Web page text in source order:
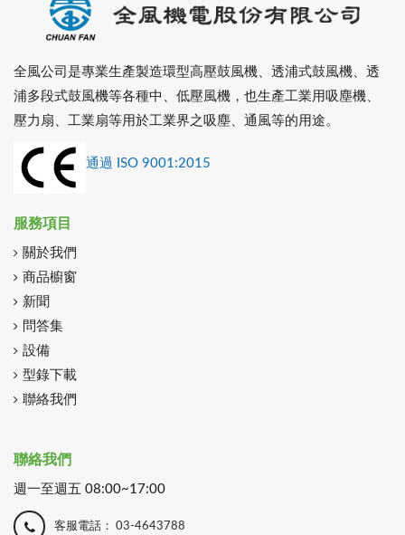
全風公司是專業生產製造環型高壓鼓風機、透浦式鼓風機、透
浦多段式鼓風機等各種中、低壓風機，也生產工業用吸塵機、
壓力扇、工業扇等用於工業界之吸塵、通風等的用途。
通過 ISO 9001:2015
服務項目
關於我們
商品櫥窗
新聞
問答集
設備
型錄下載
聯絡我們
聯絡我們
週一至週五 08:00~17:00
客服電話： 03-4643788